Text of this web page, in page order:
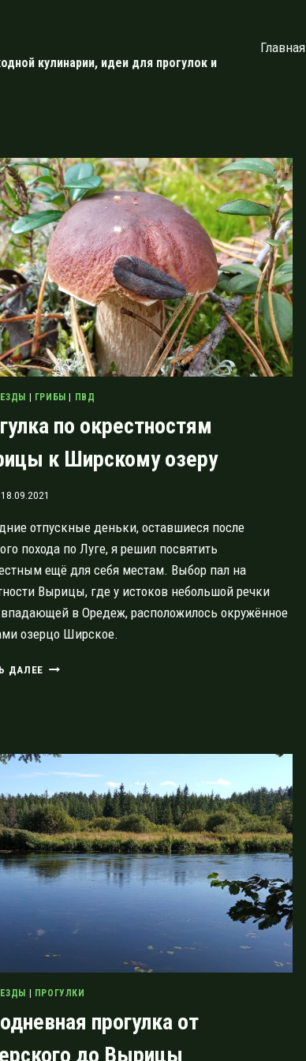
кулинарии, идеи для прогулок и
Главная
ГРИБЫ ПВД
по окрестностям
к Ширскому озеру
18.09.2021
отпускные деньки, оставшиеся после
похода по Луге, я решил посвятить
ещё для себя местам. Выбор пал на
Вырицы, где у истоков небольшой речки
в Оредеж, расположилось окружённое
озерцо Ширское.
ДАЛЕЕ ПРОГУЛКА
ПРОГУЛКИ
прогулка от
до Вырицы